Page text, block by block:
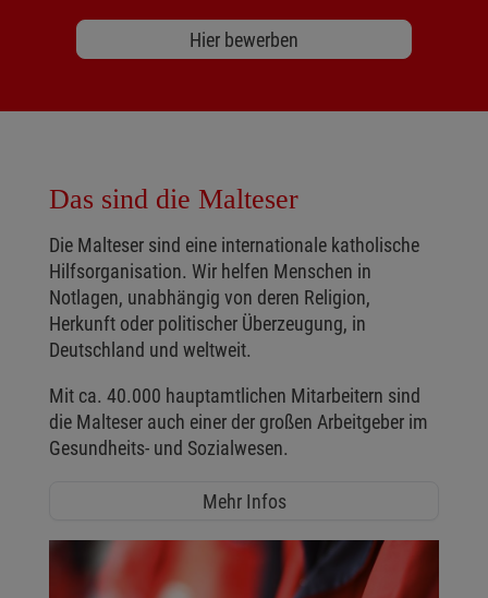
Hier bewerben
Das sind die Malteser
Die Malteser sind eine internationale katholische
Hilfsorganisation. Wir helfen Menschen in
Notlagen, unabhängig von deren Religion,
Herkunft oder politischer Überzeugung, in
Deutschland und weltweit.
Mit ca. 40.000 hauptamtlichen Mitarbeitern sind
die Malteser auch einer der großen Arbeitgeber im
Gesundheits- und Sozialwesen.
Mehr Infos